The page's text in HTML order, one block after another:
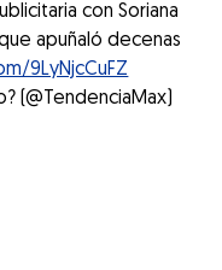
con Soriana
apuñaló decenas
9LyNjcCuFZ
(@TendenciaMax)